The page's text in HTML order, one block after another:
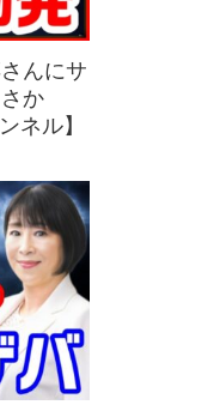
んにサ
か
ネル】